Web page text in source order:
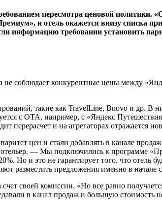
пересмотра ценовой политики.
и отель окажется внизу списка
информацию требовании установить
не соблюдает конкурентные цены между
такие как TravelLine, Bnovo и др. В
с ОТА, например, с «Яндекс
и на агрегаторах отражается
цен и стали добавлять в канале
— Мы подключились к программе
Но и это не гарантирует того, что отель
разместить предложения именно в начале
своей комиссии. «Но все равно
в канал продаж и большую стоимость